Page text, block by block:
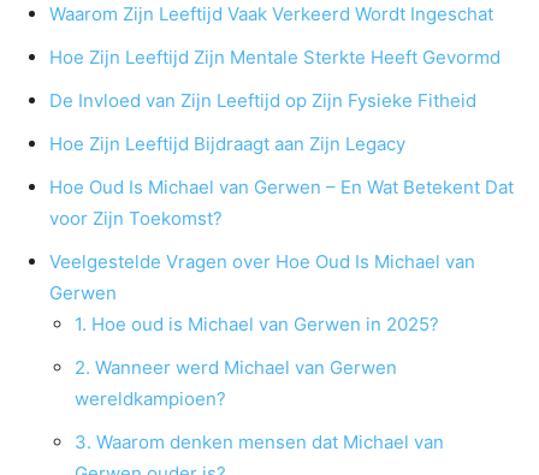
Waarom Zijn Leeftijd Vaak Verkeerd Wordt Ingeschat
Hoe Zijn Leeftijd Zijn Mentale Sterkte Heeft Gevormd
De Invloed van Zijn Leeftijd op Zijn Fysieke Fitheid
Hoe Zijn Leeftijd Bijdraagt aan Zijn Legacy
Hoe Oud Is Michael van Gerwen – En Wat Betekent Dat
voor Zijn Toekomst?
Veelgestelde Vragen over Hoe Oud Is Michael van
Gerwen
1. Hoe oud is Michael van Gerwen in 2025?
2. Wanneer werd Michael van Gerwen
wereldkampioen?
3. Waarom denken mensen dat Michael van